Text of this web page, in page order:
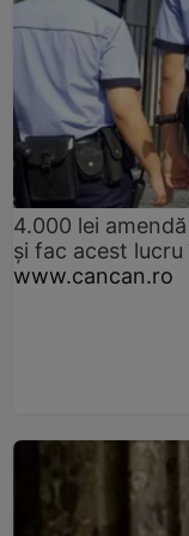
4.000 lei
și fac acest
www.cancan.ro